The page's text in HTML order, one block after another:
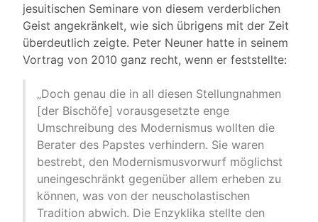
jesuitischen Seminare von diesem verderblichen
Geist angekränkelt, wie sich übrigens mit der Zeit
überdeutlich zeigte. Peter Neuner hatte in seinem
Vortrag von 2010 ganz recht, wenn er feststellte:
„Doch genau die in all diesen Stellungnahmen
[der Bischöfe] vorausgesetzte enge
Umschreibung des Modernismus wollten die
Berater des Papstes verhindern. Sie waren
bestrebt, den Modernismusvorwurf möglichst
uneingeschränkt gegenüber allem erheben zu
können, was von der neuscholastischen
Tradition abwich. Die Enzyklika stellte den